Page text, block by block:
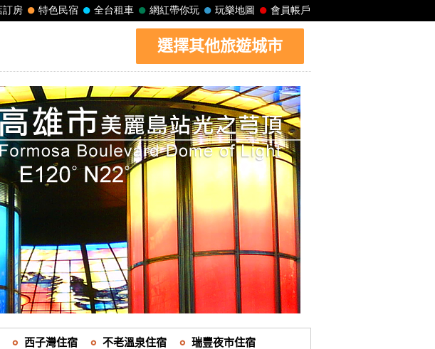
選擇其他旅遊城市
西子灣住宿 不老溫泉住宿 瑞豐夜市住宿